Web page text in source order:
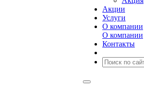
Акции
Услуги
О компании
О компании
Контакты